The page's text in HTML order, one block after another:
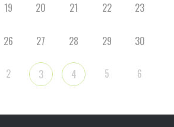
19 20 21 22 23
26 27 28 29 30
2 3 4 5 6